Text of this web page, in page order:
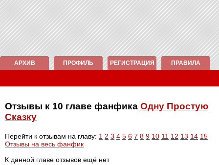
АРХИВ ПРОФИЛЬ РЕГИСТРАЦИЯ ПРАВИЛА
Отзывы к 10 главе фанфика Одну Простую
Сказку
Перейти к отзывам на главу: 1 2 3 4 5 6 7 8 9 10 11 12 13 14 15
Отзывы на весь фанфик
К данной главе отзывов ещё нет